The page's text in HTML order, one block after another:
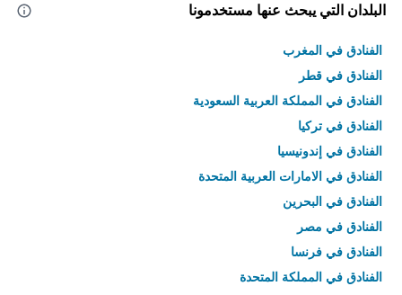
البلدان التي يبحث عنها مستخدمونا
الفنادق في المغرب
الفنادق في قطر
الفنادق في المملكة العربية السعودية
الفنادق في تركيا
الفنادق في إندونيسيا
الفنادق في الامارات العربية المتحدة
الفنادق في البحرين
الفنادق في مصر
الفنادق في فرنسا
الفنادق في المملكة المتحدة